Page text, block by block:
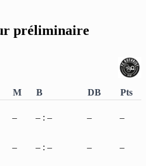
préliminaire
M B DB Pts
– – : – – –
– – : – – –